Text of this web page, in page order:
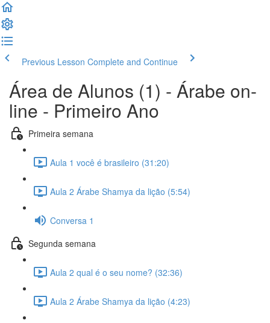
Previous Lesson Complete and Continue
Área de Alunos (1) - Árabe on-
line - Primeiro Ano
Primeira semana
Aula 1 você é brasileiro (31:20)
Aula 2 Árabe Shamya da lição (5:54)
Conversa 1
Segunda semana
Aula 2 qual é o seu nome? (32:36)
Aula 2 Árabe Shamya da lição (4:23)